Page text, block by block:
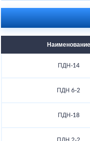
Наименование
ПДН-14
ПДН 6-2
ПДН-18